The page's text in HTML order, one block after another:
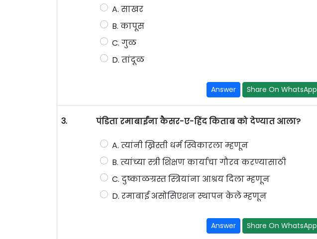
A. साखर
B. कापूस
C. गुळ
D. तांदूळ
Answer Share On WhatsApp
3. पंडिता रमाबाईंना कैसर-ए-हिंद किताब को देण्यात आला?
A. त्यांनी ख्रिस्ती धर्म स्विकारला म्हणून
B. त्यांच्या स्त्री शिक्षण कार्याचा गौरव करण्यासाठी
C. दुष्काळग्रस्त स्त्रियांना आश्रय दिला म्हणून
D. रमाबाई असोसिएशन स्थापन केले म्हणून
Answer Share On WhatsApp